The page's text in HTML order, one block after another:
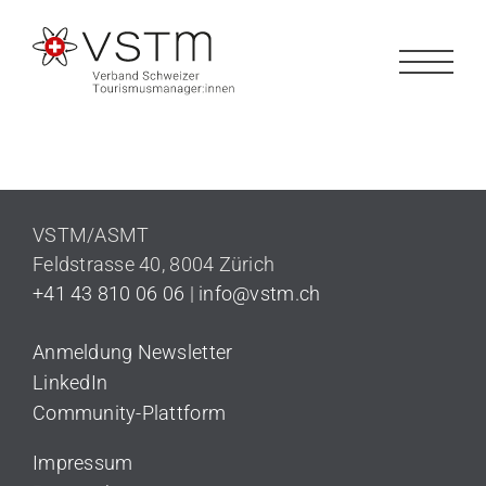
Inhalt
springen
VSTM/ASMT
Feldstrasse 40, 8004 Zürich
+41 43 810 06 06 | info@vstm.ch
Anmeldung Newsletter
LinkedIn
Community-Plattform
Impressum